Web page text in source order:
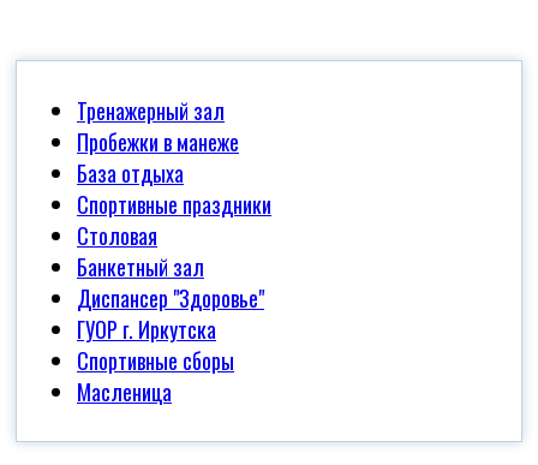
Тренажерный зал
Пробежки в манеже
База отдыха
Спортивные праздники
Столовая
Банкетный зал
Диспансер "Здоровье"
ГУОР г. Иркутска
Спортивные сборы
Масленица